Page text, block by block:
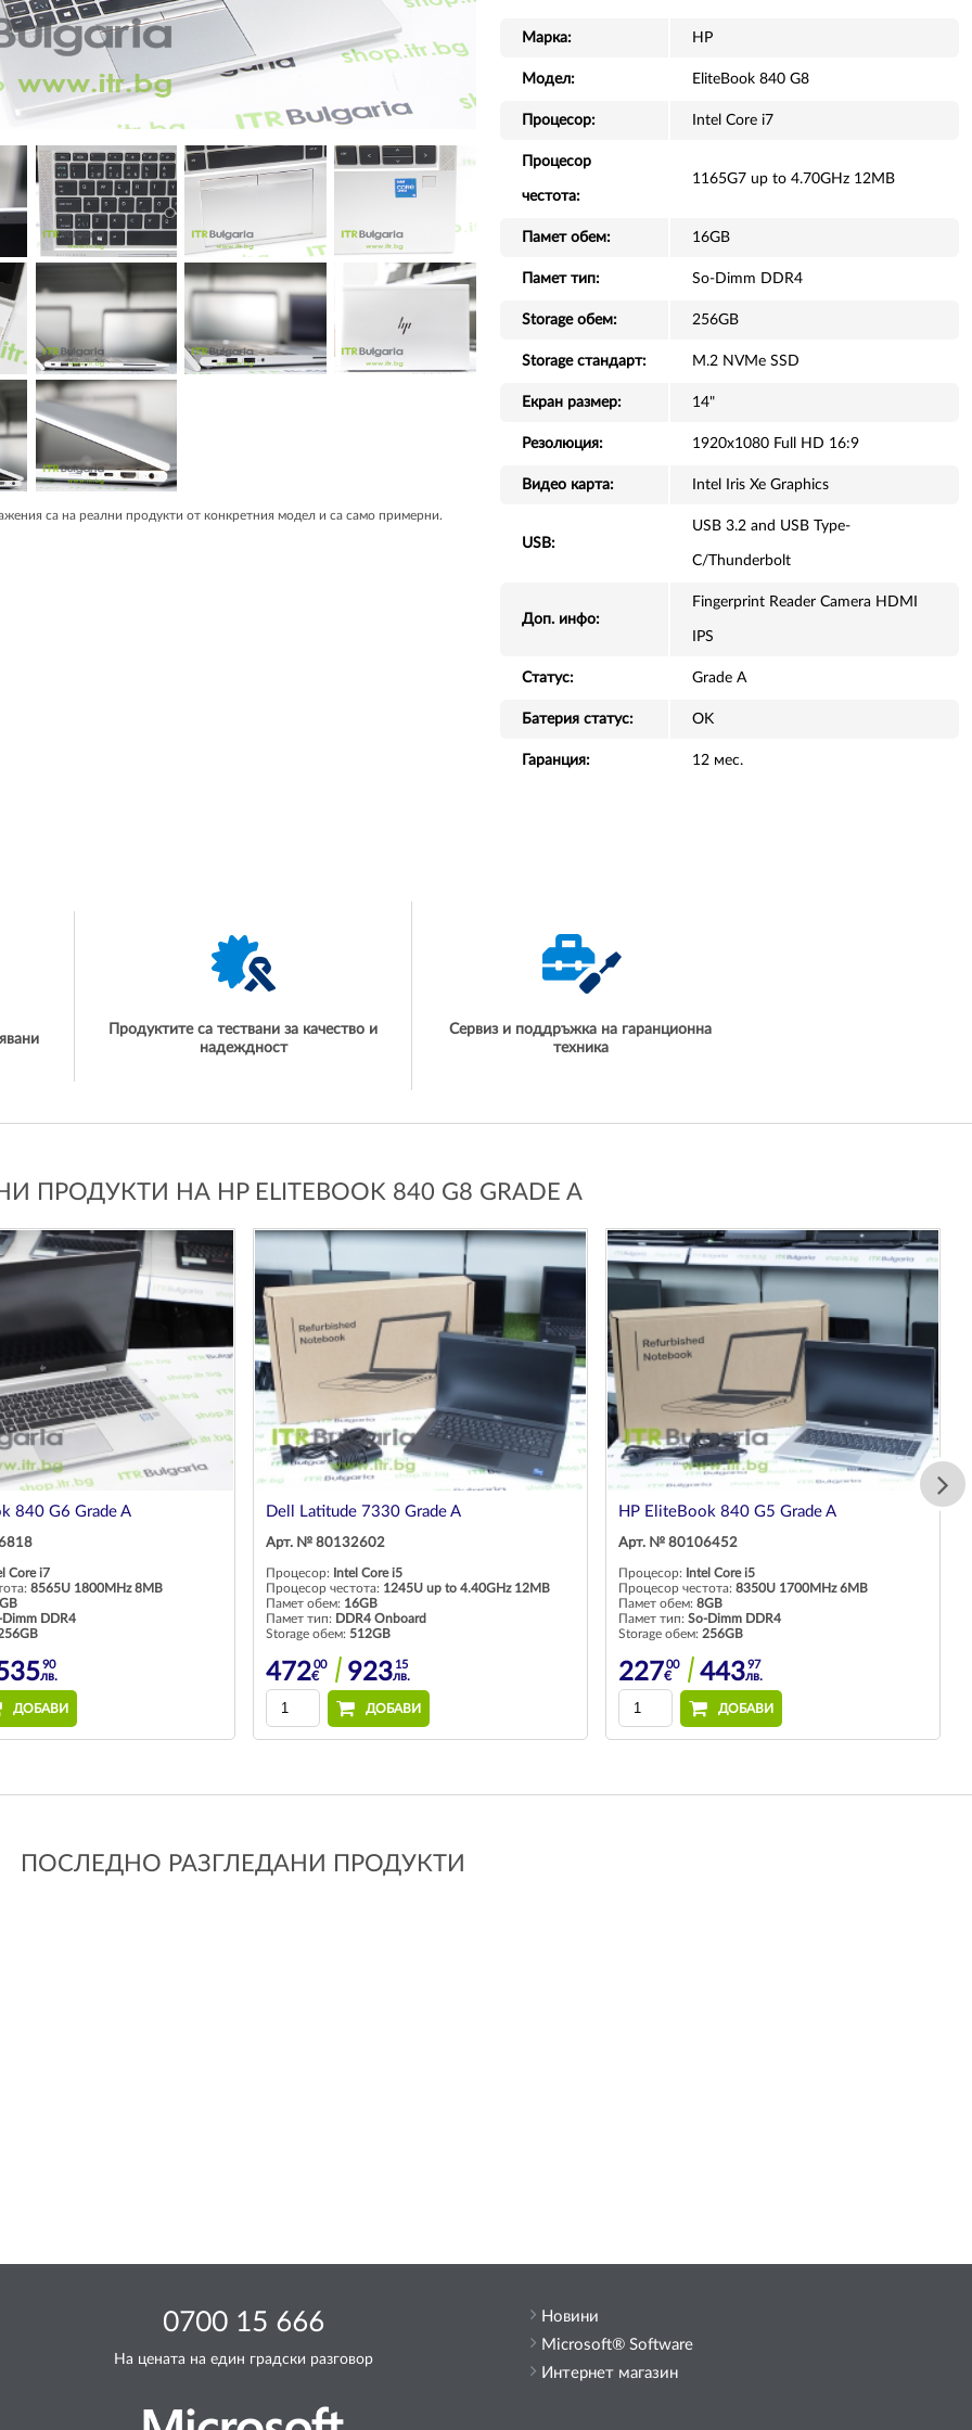
са на реални продукти от конкретния модел и са само примерни.
Марка: HP
Модел: EliteBook 840 G8
Процесор: Intel Core i7
Процесор
честота:
1165G7 up to 4.70GHz 12MB
Памет обем: 16GB
Памет тип: So-Dimm DDR4
Storage обем: 256GB
Storage стандарт: M.2 NVMe SSD
Екран размер: 14"
Резолюция: 1920x1080 Full HD 16:9
Видео карта: Intel Iris Xe Graphics
USB:
USB 3.2 and USB Type-
C/Thunderbolt
Доп. инфо:
Fingerprint Reader Camera HDMI
IPS
Статус: Grade A
Батерия статус: OK
Гаранция: 12 мес.
Продуктите са тествани за качество и
надеждност
Сервиз и поддръжка на гаранционна
техника
ПРОДУКТИ НА HP ELITEBOOK 840 G8 GRADE A
840 G6 Grade A
Core i7
8565U 1800MHz 8MB
Dimm DDR4
90
лв.
ДОБАВИ
Dell Latitude 7330 Grade A
Арт. № 80132602
Процесор: Intel Core i5
Процесор честота: 1245U up to 4.40GHz 12MB
Памет обем: 16GB
Памет тип: DDR4 Onboard
Storage обем: 512GB
47200
€ 92315
лв.
ДОБАВИ
HP EliteBook 840 G5 Grade A
Арт. № 80106452
Процесор: Intel Core i5
Процесор честота: 8350U 1700MHz 6MB
Памет обем: 8GB
Памет тип: So-Dimm DDR4
Storage обем: 256GB
22700
€ 44397
лв.
ДОБАВИ
ПОСЛЕДНО РАЗГЛЕДАНИ ПРОДУКТИ
0700 15 666
На цената на един градски разговор
Новини
Microsoft® Software
Интернет магазин